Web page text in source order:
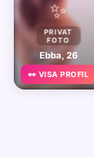
✨
PRIVAT
FOTO
Ebba, 26
👀 VISA PROFIL